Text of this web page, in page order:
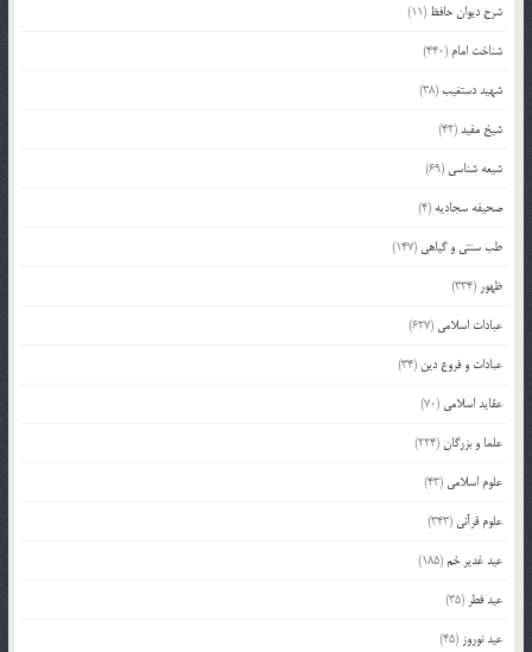
شرح دیوان حافظ (11)
شناخت امام (440)
شهید دستغیب(38)
شیخ مفید(42)
شیعه شناسی (69)
صحیفه سجادیه (4)
طب سنتی و گیاهی (147)
ظهور (334)
عبادات اسلامی (627)
عبادات و فروع دین (34)
عقاید اسلامی (70)
علما و بزرگان(224)
علوم اسلامی (43)
علوم قرآنی (343)
عید غدیر خم(185)
عید فطر (35)
عید نوروز (45)